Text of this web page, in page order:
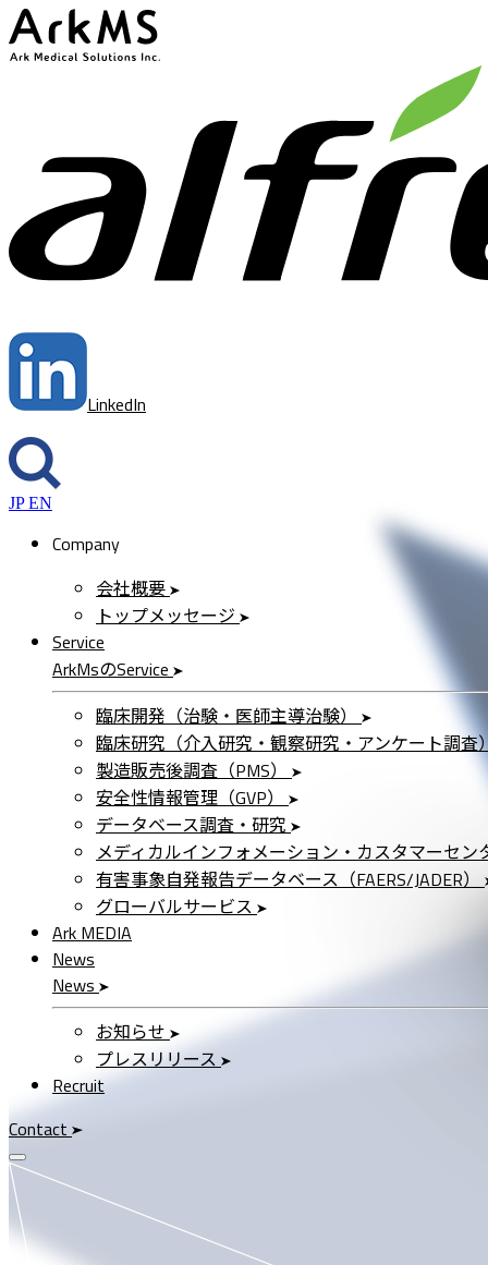
LinkedIn
JP EN
Company
会社概要
トップメッセージ
Service
ArkMsのService
臨床開発（治験・医師主導治験）
臨床研究（介入研究・観察研究・アンケート調査
製造販売後調査（PMS）
安全性情報管理（GVP）
データベース調査・研究
メディカルインフォメーション・カスタマーセン
有害事象自発報告データベース（FAERS/JADER）
グローバルサービス
Ark MEDIA
News
News
お知らせ
プレスリリース
Recruit
Contact